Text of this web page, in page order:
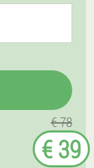
€ 78
€ 39